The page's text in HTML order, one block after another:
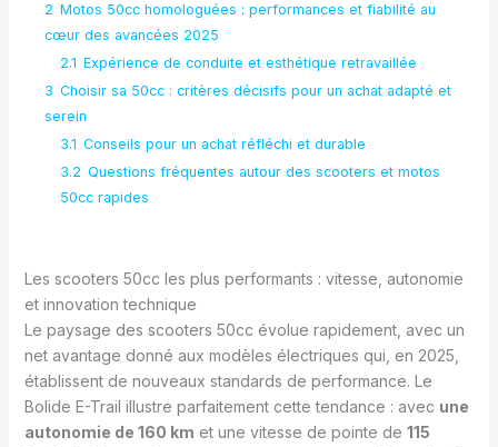
2 Motos 50cc homologuées : performances et fiabilité au
cœur des avancées 2025
2.1 Expérience de conduite et esthétique retravaillée
3 Choisir sa 50cc : critères décisifs pour un achat adapté et
serein
3.1 Conseils pour un achat réfléchi et durable
3.2 Questions fréquentes autour des scooters et motos
50cc rapides
Les scooters 50cc les plus performants : vitesse, autonomie
et innovation technique
Le paysage des scooters 50cc évolue rapidement, avec un
net avantage donné aux modèles électriques qui, en 2025,
établissent de nouveaux standards de performance. Le
Bolide E-Trail illustre parfaitement cette tendance : avec une
autonomie de 160 km et une vitesse de pointe de 115